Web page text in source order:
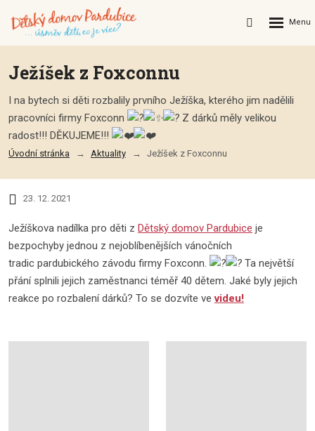
Vyhledávání
Rozbalení
Ježíšek z Foxconnu
I na bytech si děti rozbalily prvního Ježíška, kterého jim nadělili
pracovníci firmy Foxconn
Z dárků měly velikou
radost!!! DĚKUJEME!!!
Úvodní stránka Aktuality Ježíšek z Foxconnu
23. 12. 2021
Ježíškova nadílka pro děti z Dětský domov Pardubice je
bezpochyby jednou z nejoblíbenějších vánočních
tradic pardubického závodu firmy Foxconn.
Ta největší
přání splnili jejich zaměstnanci téměř 40 dětem. Jaké byly jejich
reakce po rozbalení dárků? To se dozvíte vevideu!